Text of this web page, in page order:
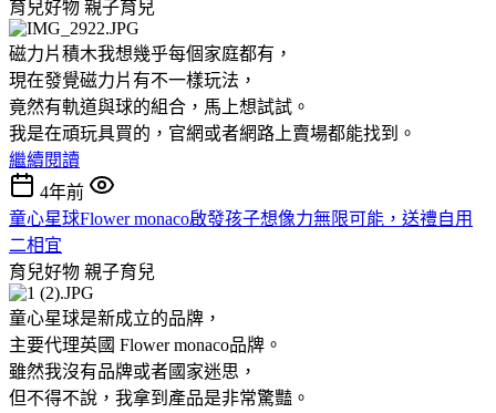
育兒好物 親子育兒
磁力片積木我想幾乎每個家庭都有，
現在發覺磁力片有不一樣玩法，
竟然有軌道與球的組合，馬上想試試。
我是在頑玩具買的，官網或者網路上賣場都能找到。
繼續閱讀
4年前
童心星球Flower monaco啟發孩子想像力無限可能，送禮自用
二相宜
育兒好物 親子育兒
童心星球是新成立的品牌，
主要代理英國 Flower monaco品牌。
雖然我沒有品牌或者國家迷思，
但不得不說，我拿到產品是非常驚豔。